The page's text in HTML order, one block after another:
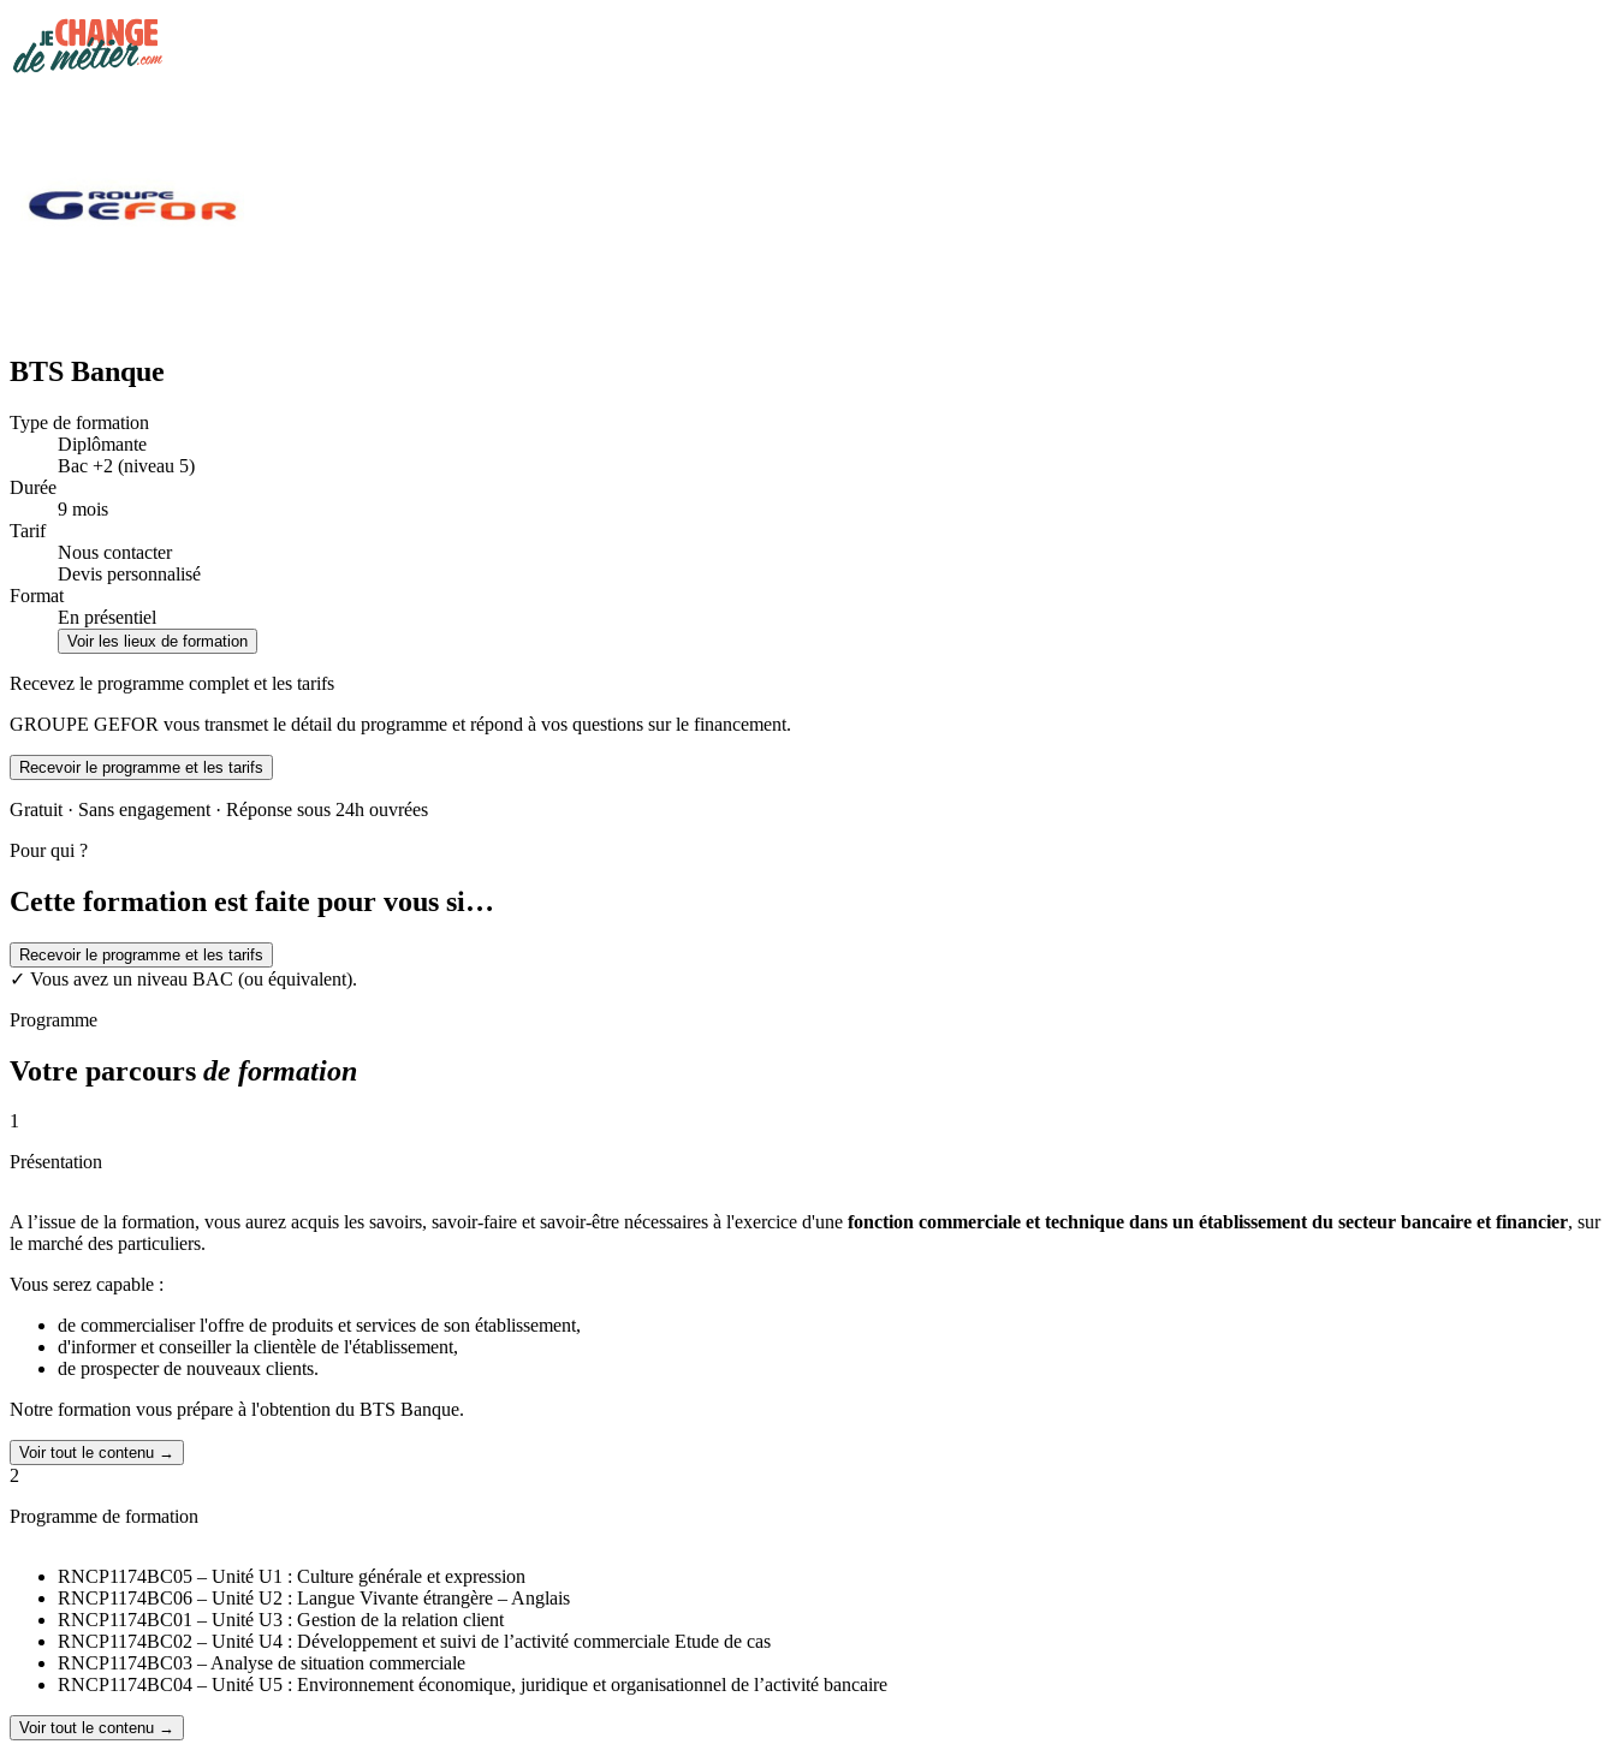
BTS Banque
Type de formation
Diplômante
Bac +2 (niveau 5)
Durée
9 mois
Tarif
Nous contacter
Devis personnalisé
Format
En présentiel
Voir les lieux de formation
Recevez le programme complet et les tarifs
GROUPE GEFOR vous transmet le détail du programme et répond à vos questions sur le financement.
Recevoir le programme et les tarifs
Gratuit · Sans engagement · Réponse sous 24h ouvrées
Pour qui ?
Cette formation est faite pour vous si…
Recevoir le programme et les tarifs
✓ Vous avez un niveau BAC (ou équivalent).
Programme
Votre parcours de formation
1
Présentation
A l’issue de la formation, vous aurez acquis les savoirs, savoir-faire et savoir-être nécessaires à l'exercice d'une fonction commerciale et technique dans un établissement du secteur bancaire et financier, sur
le marché des particuliers.
Vous serez capable :
de commercialiser l'offre de produits et services de son établissement,
d'informer et conseiller la clientèle de l'établissement,
de prospecter de nouveaux clients.
Notre formation vous prépare à l'obtention du BTS Banque.
Voir tout le contenu →
2
Programme de formation
RNCP1174BC05 – Unité U1 : Culture générale et expression
RNCP1174BC06 – Unité U2 : Langue Vivante étrangère – Anglais
RNCP1174BC01 – Unité U3 : Gestion de la relation client
RNCP1174BC02 – Unité U4 : Développement et suivi de l’activité commerciale Etude de cas
RNCP1174BC03 – Analyse de situation commerciale
RNCP1174BC04 – Unité U5 : Environnement économique, juridique et organisationnel de l’activité bancaire
Voir tout le contenu →